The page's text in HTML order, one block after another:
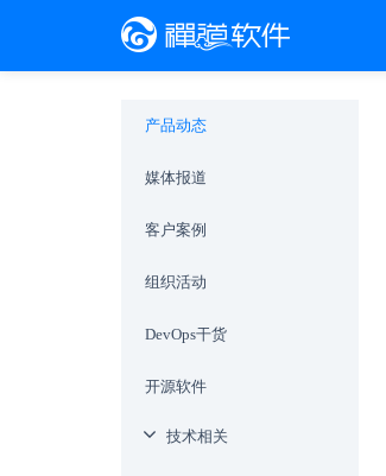
产品动态
媒体报道
客户案例
组织活动
DevOps干货
开源软件
技术相关